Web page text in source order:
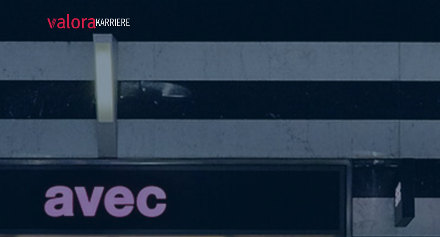
KARRIERE
Verkäufer avec - Teilzeit (w/m/d) • avec